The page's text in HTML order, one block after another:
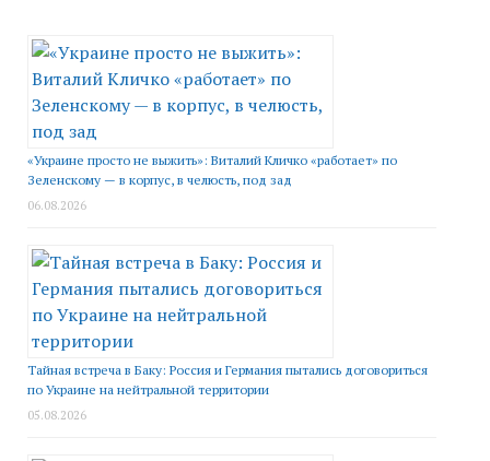
«Украине просто не выжить»: Виталий Кличко «работает» по
Зеленскому — в корпус, в челюсть, под зад
06.08.2026
Тайная встреча в Баку: Россия и Германия пытались договориться
по Украине на нейтральной территории
05.08.2026